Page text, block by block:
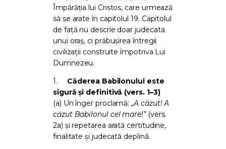
Împărăția lui Cristos, care urmează
să se arate în capitolul 19. Capitolul
de față nu descrie doar judecata
unui oraș, ci prăbușirea întregii
civilizații construite împotriva Lui
Dumnezeu.
1.
Căderea Babilonului este
sigură și definitivă (vers. 1–3)
(a) Un înger proclamă:„A căzut! A
căzut Babilonul cel mare!”(vers.
2a) și repetarea arată certitudine,
finalitate și judecată deplină.